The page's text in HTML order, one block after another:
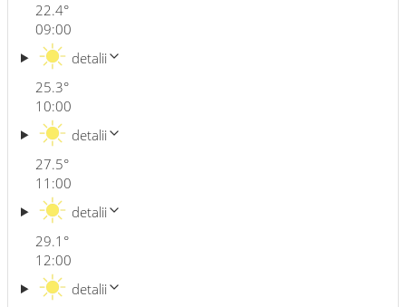
22.4°
09:00
25.3°
detalii
10:00
27.5°
detalii
11:00
29.1 °
detalii
12:00
detalii